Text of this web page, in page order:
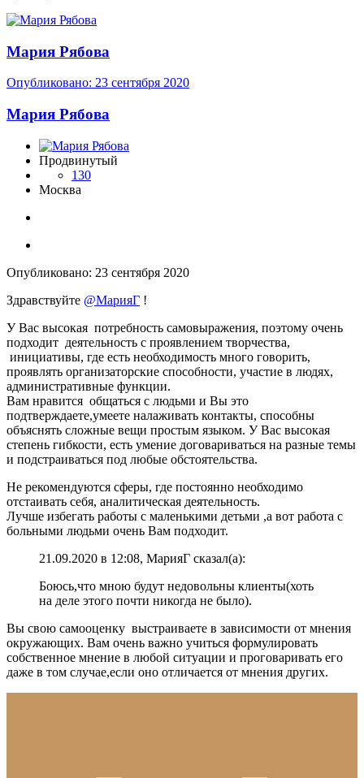
Мария Рябова
Опубликовано: 23 сентября 2020
Мария Рябова
Продвинутый
130
Москва
Опубликовано: 23 сентября 2020
Здравствуйте @МарияГ !
У Вас высокая потребность самовыражения, поэтому очень
подходит деятельность с проявлением творчества,
инициативы, где есть необходимость много говорить,
проявлять организаторские способности, участие в людях,
административные функции.
Вам нравится общаться с людьми и Вы это
подтверждаете,умеете налаживать контакты, способны
объяснять сложные вещи простым языком. У Вас высокая
степень гибкости, есть умение договариваться на разные темы
и подстраиваться под любые обстоятельства.
Не рекомендуются сферы, где постоянно необходимо
отстаивать себя, аналитическая деятельность.
Лучше избегать работы с маленькими детьми ,а вот работа с
больными людьми очень Вам подходит.
21.09.2020 в 12:08, МарияГ сказал(а):
Боюсь,что мною будут недовольны клиенты(хоть
на деле этого почти никогда не было).
Вы свою самооценку выстраиваете в зависимости от мнения
окружающих. Вам очень важно учиться формулировать
собственное мнение в любой ситуации и проговаривать его
даже в том случае,если оно отличается от мнения других.